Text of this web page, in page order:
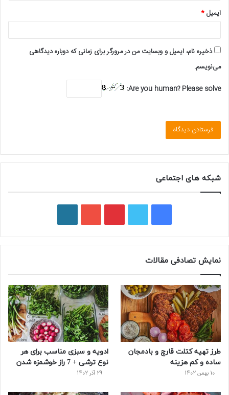
ایمیل*
ذخیره نام، ایمیل و وبسایت من در مرورگر برای زمانی که دوباره دیدگاهی
می‌نویسم.
Are you human? Please solve:
شبکه های اجتماعی
ی
س
ب
و
ک
و
ی
ت
ر
ی
ت
ر
ی
س
ت
و
ی
و
ب
ر
پ
ر
س
نمایش تصادفی مقالات
طرز تهیه کتلت قارچ و بادمجان
ساده و کم هزینه
10 بهمن 1402
ادویه و سبزی مناسب برای هر
نوع ترشی + 7 راز خوشمزه شدن
29 آذر 1402